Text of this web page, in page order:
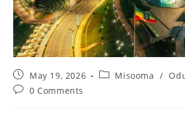
May 19, 2026 Misooma /
0 Comments